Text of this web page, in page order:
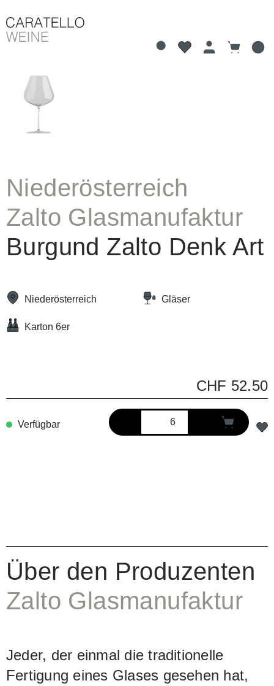
Bildergalerie überspringen
Niederösterreich
Zalto Glasmanufaktur
Burgund Zalto Denk Art
Niederösterreich Gläser
Karton 6er
CHF 52.50
Verfügbar
Über den Produzenten
Zalto Glasmanufaktur
Jeder, der einmal die traditionelle
Fertigung eines Glases gesehen hat,